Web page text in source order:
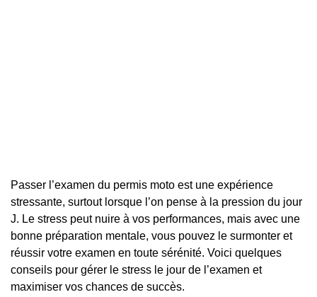
Passer l’examen du permis moto est une expérience
stressante, surtout lorsque l’on pense à la pression du jour
J. Le stress peut nuire à vos performances, mais avec une
bonne préparation mentale, vous pouvez le surmonter et
réussir votre examen en toute sérénité. Voici quelques
conseils pour gérer le stress le jour de l’examen et
maximiser vos chances de succès.